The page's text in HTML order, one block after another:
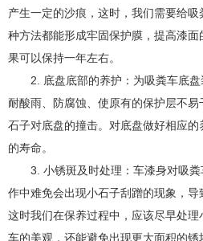
产生一定的沙痕，这时，我们需要给
种方法都能形成牢固保护膜，提高漆
果可以保持一年左右。
2. 底盘底部的养护：为吸粪车底
耐酸雨、防腐蚀、使原有的保护层不
石子对底盘的撞击。对底盘做好相应
的寿命。
3. 小锈斑及时处理：车漆身对吸
作中难免会出现小石子刮蹭的现象，导
这时我们在保养过程中，应该尽早处
车的美观，还能避免出现更大面积的锈